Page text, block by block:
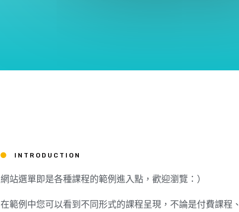
INTRODUCTION
網站選單即是各種課程的範例進入點，歡迎瀏覽：）
在範例中您可以看到不同形式的課程呈現，不論是付費課程、